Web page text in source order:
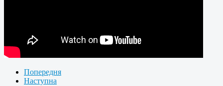
Попередня
Наступна